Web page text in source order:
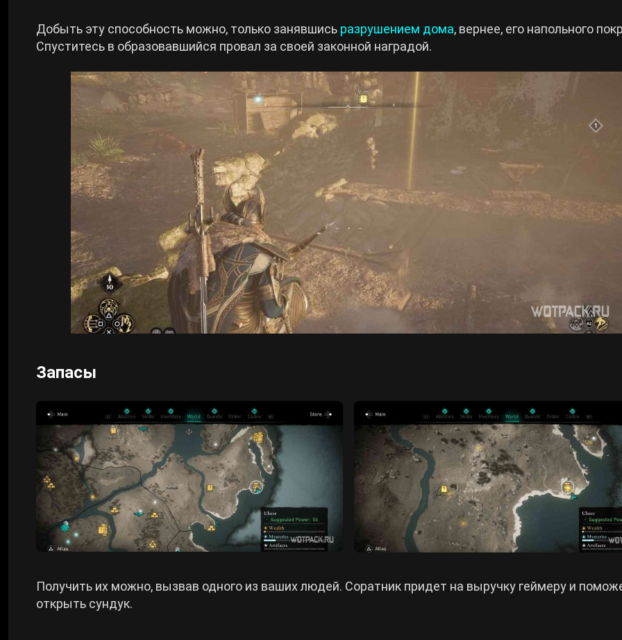
Добыть эту способность можно, только занявшись разрушением дома, вернее, его напольного
Спуститесь в образовавшийся провал за своей законной наградой.
Запасы
Получить их можно, вызвав одного из ваших людей. Соратник придет на выручку геймеру и
открыть сундук.